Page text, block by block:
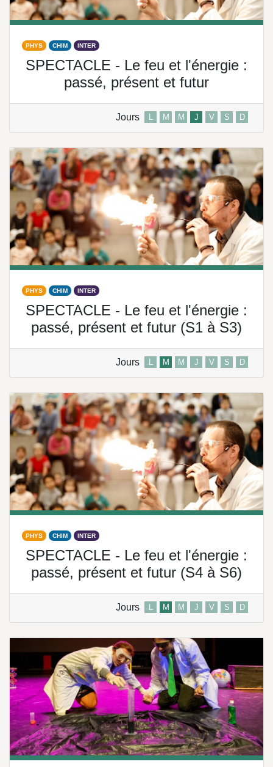
PHYS CHIM INTER
SPECTACLE - Le feu et l'énergie :
passé, présent et futur
Jours L M M J V S D
PHYS CHIM INTER
SPECTACLE - Le feu et l'énergie :
passé, présent et futur (S1 à S3)
Jours L M M J V S D
PHYS CHIM INTER
SPECTACLE - Le feu et l'énergie :
passé, présent et futur (S4 à S6)
Jours L M M J V S D